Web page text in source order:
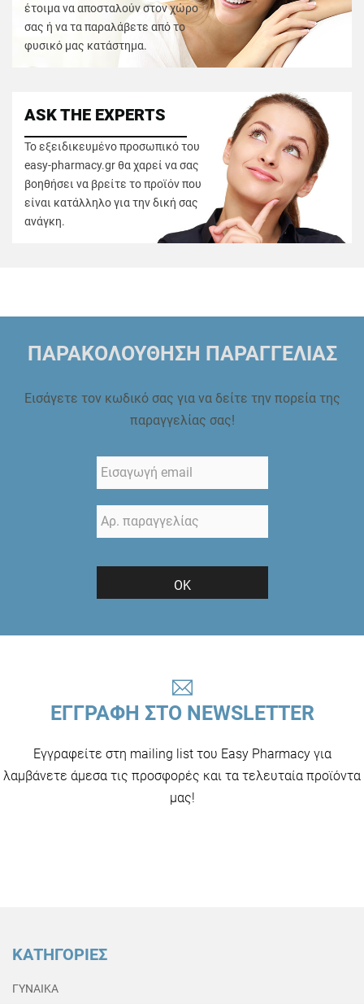
έτοιμα να αποσταλούν στον χώρο
σας ή να τα παραλάβετε από το
φυσικό μας κατάστημα.
ASK THE EXPERTS
Το εξειδικευμένο προσωπικό του
easy-pharmacy.gr θα χαρεί να σας
βοηθήσει να βρείτε το προϊόν που
είναι κατάλληλο για την δική σας
ανάγκη.
ΠΑΡΑΚΟΛΟΥΘΗΣΗ ΠΑΡΑΓΓΕΛΙΑΣ
Εισάγετε τον κωδικό σας για να δείτε την πορεία της
παραγγελίας σας!
ΟΚ
ΕΓΓΡΑΦΗ ΣΤΟ NEWSLETTER
Εγγραφείτε στη mailing list του Easy Pharmacy για
λαμβάνετε άμεσα τις προσφορές και τα τελευταία προϊόντα
μας!
ΚΑΤΗΓΟΡΙΕΣ
ΓΥΝΑΙΚΑ